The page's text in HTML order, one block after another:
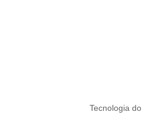
Tecnologia do